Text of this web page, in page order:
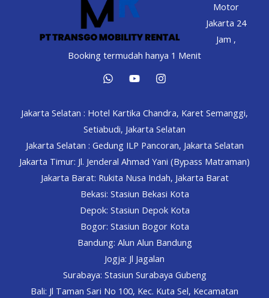
Motor
Jakarta 24
Jam ,
Booking termudah hanya 1 Menit
Jakarta Selatan : Hotel Kartika Chandra, Karet Semanggi,
Setiabudi, Jakarta Selatan
Jakarta Selatan : Gedung ILP Pancoran, Jakarta Selatan
Jakarta Timur: Jl. Jenderal Ahmad Yani (Bypass Matraman)
Jakarta Barat: Rukita Nusa Indah, Jakarta Barat
Bekasi: Stasiun Bekasi Kota
Depok: Stasiun Depok Kota
Bogor: Stasiun Bogor Kota
Bandung: Alun Alun Bandung
Jogja: Jl Jagalan
Surabaya: Stasiun Surabaya Gubeng
Bali: Jl Taman Sari No 100, Kec. Kuta Sel, Kecamatan